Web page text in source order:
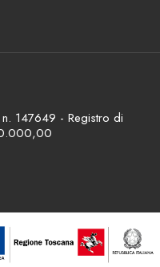
147649 - Registro di